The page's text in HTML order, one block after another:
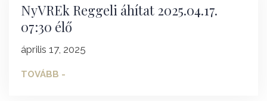
NyVREk Reggeli áhítat 2025.04.17.
07:30 élő
április 17, 2025
TOVÁBB -